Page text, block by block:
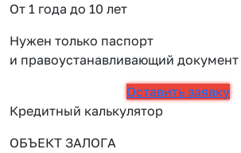
От 1 года до 10 лет
Нужен только паспорт
и правоустанавливающий документ
Оставить заявку
Кредитный калькулятор
ОБЪЕКТ ЗАЛОГА